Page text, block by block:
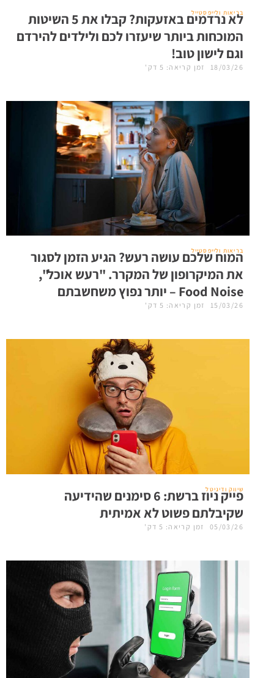
בריאות ולייפסטייל
לא נרדמים באזעקות? קבלו את 5 השיטות
המוכחות ביותר שיעזרו לכם ולילדים להירדם
וגם לישון טוב!
18/03/26 זמן קריאה: 5 דק'
בריאות ולייפסטייל
המוח שלכם עושה רעש? הגיע הזמן לסגור
את המיקרופון של המקרר. "רעש אוכל",
Food Noise – יותר נפוץ משחשבתם
15/03/26 זמן קריאה: 5 דק'
שיווק ודיגיטל
פייק ניוז ברשת: 6 סימנים שהידיעה
שקיבלתם פשוט לא אמיתית
05/03/26 זמן קריאה: 5 דק'